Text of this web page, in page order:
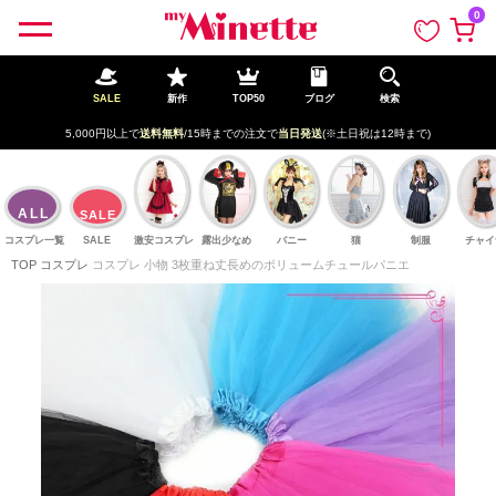
0
SALE 新作 TOP50 ブログ 検索
5,000円以上で送料無料/15時までの注文で当日発送(※土日祝は12時まで)
ALL
コスプレ一覧
SALE
SALE 激安コスプレ 露出少なめ バニー 猫 制服 チャ
TOP コスプレ コスプレ 小物 3枚重ね丈長めのボリュームチュールパニエ
ペー
ジト
ップ